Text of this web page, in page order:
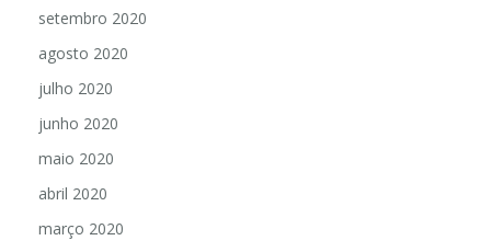
setembro 2020
agosto 2020
julho 2020
junho 2020
maio 2020
abril 2020
março 2020